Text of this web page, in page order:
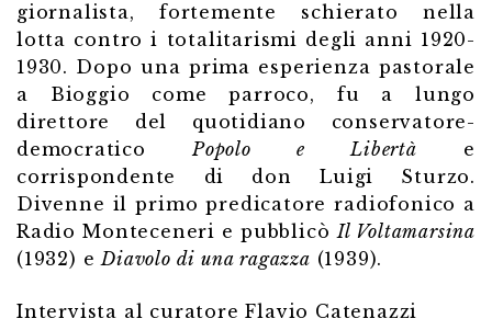
giornalista, fortemente schierato nella
lotta contro i totalitarismi degli anni 1920-
1930. Dopo una prima esperienza pastorale
a Bioggio come parroco, fu a lungo
direttore del quotidiano conservatore-
democraticoPopolo e Libertà e
corrispondente di don Luigi Sturzo.
Divenne il primo predicatore radiofonico a
Radio Monteceneri e pubblicòIl Voltamarsina
(1932) eDiavolo di una ragazza (1939).
Intervista al curatore Flavio Catenazzi